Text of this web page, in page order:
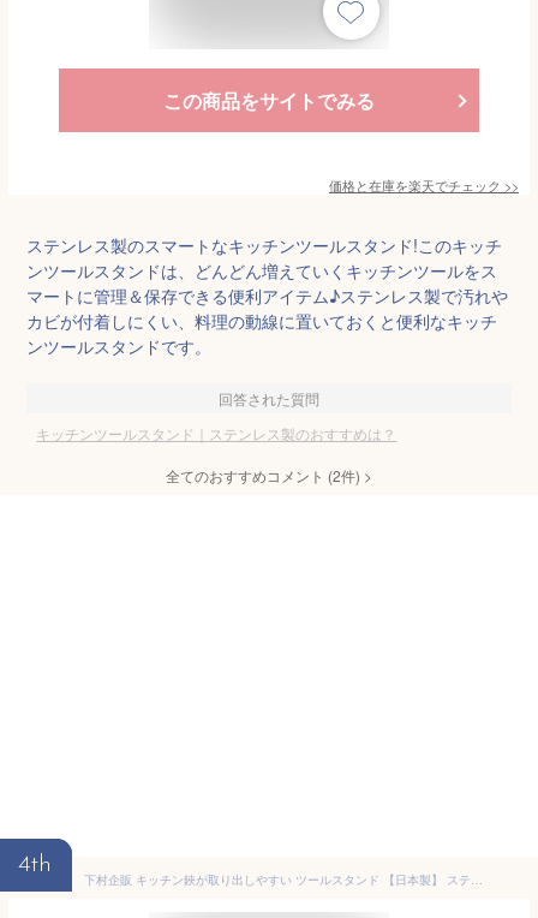
この商品をサイトでみる
価格と在庫を楽天でチェック >>
ステンレス製のスマートなキッチンツールスタンド!このキッチ
ンツールスタンドは、どんどん増えていくキッチンツールをス
マートに管理＆保存できる便利アイテム♪ステンレス製で汚れや
カビが付着しにくい、料理の動線に置いておくと便利なキッチ
ンツールスタンドです。
回答された質問
キッチンツールスタンド｜ステンレス製のおすすめは？
全てのおすすめコメント (2件) >
4th
下村企販 キッチン鋏が取り出しやすい ツールスタンド 【日本製】 ステンレス 食洗機対応 分解して洗える コンパクトに収納 省スペース シンプル 燕三条 47493